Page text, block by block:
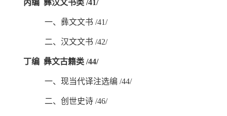
丙编 彝汉文书类 /41/
一、彝文文书 /41/
二、汉文文书 /42/
丁编 彝文古籍类 /44/
一、现当代译注选编 /44/
二、创世史诗 /46/